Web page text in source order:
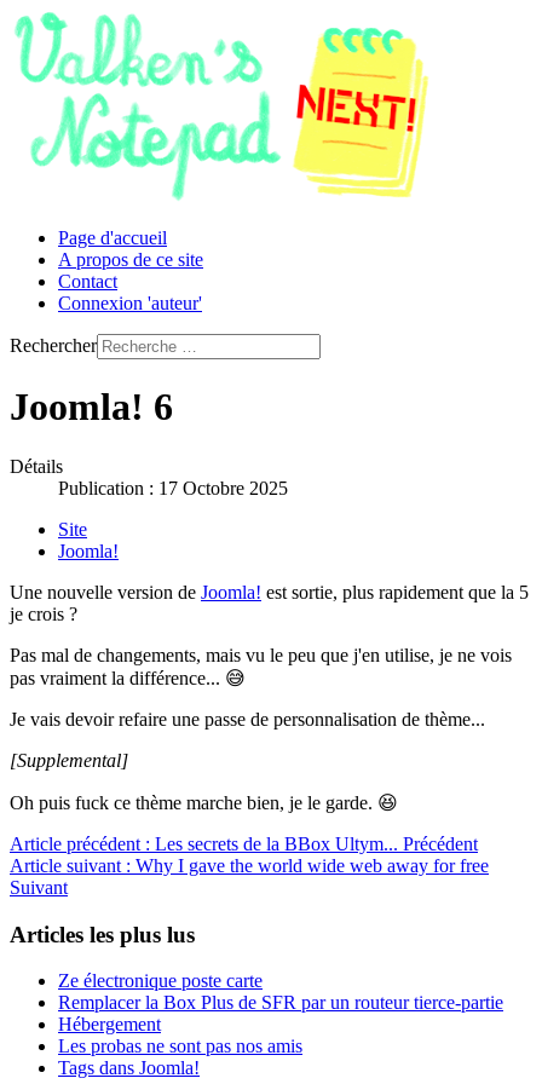
Page d'accueil
A propos de ce site
Contact
Connexion 'auteur'
Rechercher
Joomla! 6
Détails
Publication : 17 Octobre 2025
Site
Joomla!
Une nouvelle version de Joomla! est sortie, plus rapidement que la 5
je crois ?
Pas mal de changements, mais vu le peu que j'en utilise, je ne vois
pas vraiment la différence... 😅
Je vais devoir refaire une passe de personnalisation de thème...
[Supplemental]
Oh puis fuck ce thème marche bien, je le garde. 😆
Article précédent : Les secrets de la BBox Ultym... Précédent
Article suivant : Why I gave the world wide web away for free
Suivant
Articles les plus lus
Ze électronique poste carte
Remplacer la Box Plus de SFR par un routeur tierce-partie
Hébergement
Les probas ne sont pas nos amis
Tags dans Joomla!